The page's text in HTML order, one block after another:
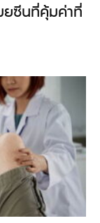
ยซีนที่คุ้มค่าที่